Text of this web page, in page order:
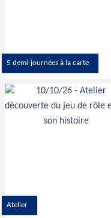
5 demi-journées à la carte
Atelier